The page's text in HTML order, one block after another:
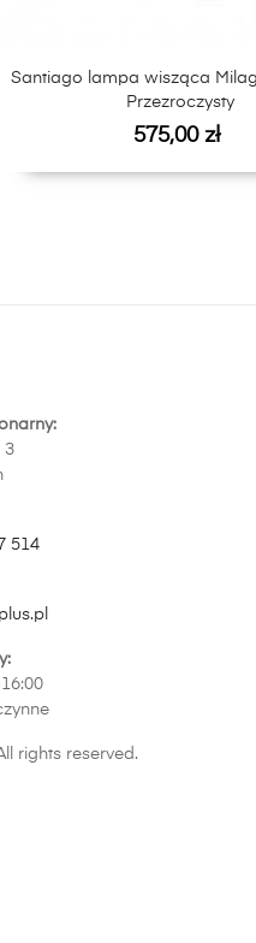
Santiago lampa wisząca
Przezroczysty
Cena
575,00 zł
3
514
rights reserved.